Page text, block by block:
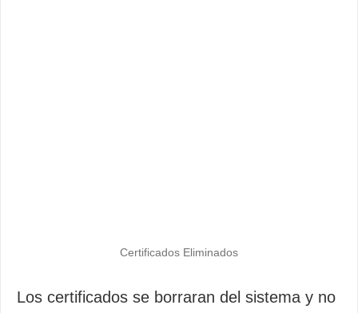
Certificados Eliminados
Los certificados se borraran del sistema y no